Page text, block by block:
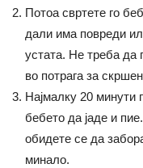
Потоа свртете го
дали има повреди
устата. Не треба да
во потрага за
Најмалку 20 минути
бебето да јаде и
обидете се да
минало.